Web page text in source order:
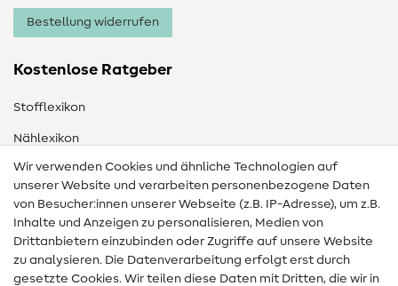
Bestellung widerrufen
Kostenlose Ratgeber
Stofflexikon
Nählexikon
Nähanleitungen
Hilfe & Kontakt
Kontakt
Infos zum Betreiberwechsel
Wir verwenden Cookies und ähnliche Technologien auf
unserer Website und verarbeiten personenbezogene Daten
von Besucher:innen unserer Webseite (z.B. IP-Adresse), um z.B.
Inhalte und Anzeigen zu personalisieren, Medien von
Drittanbietern einzubinden oder Zugriffe auf unsere Website
zu analysieren. Die Datenverarbeitung erfolgt erst durch
gesetzte Cookies. Wir teilen diese Daten mit Dritten, die wir in